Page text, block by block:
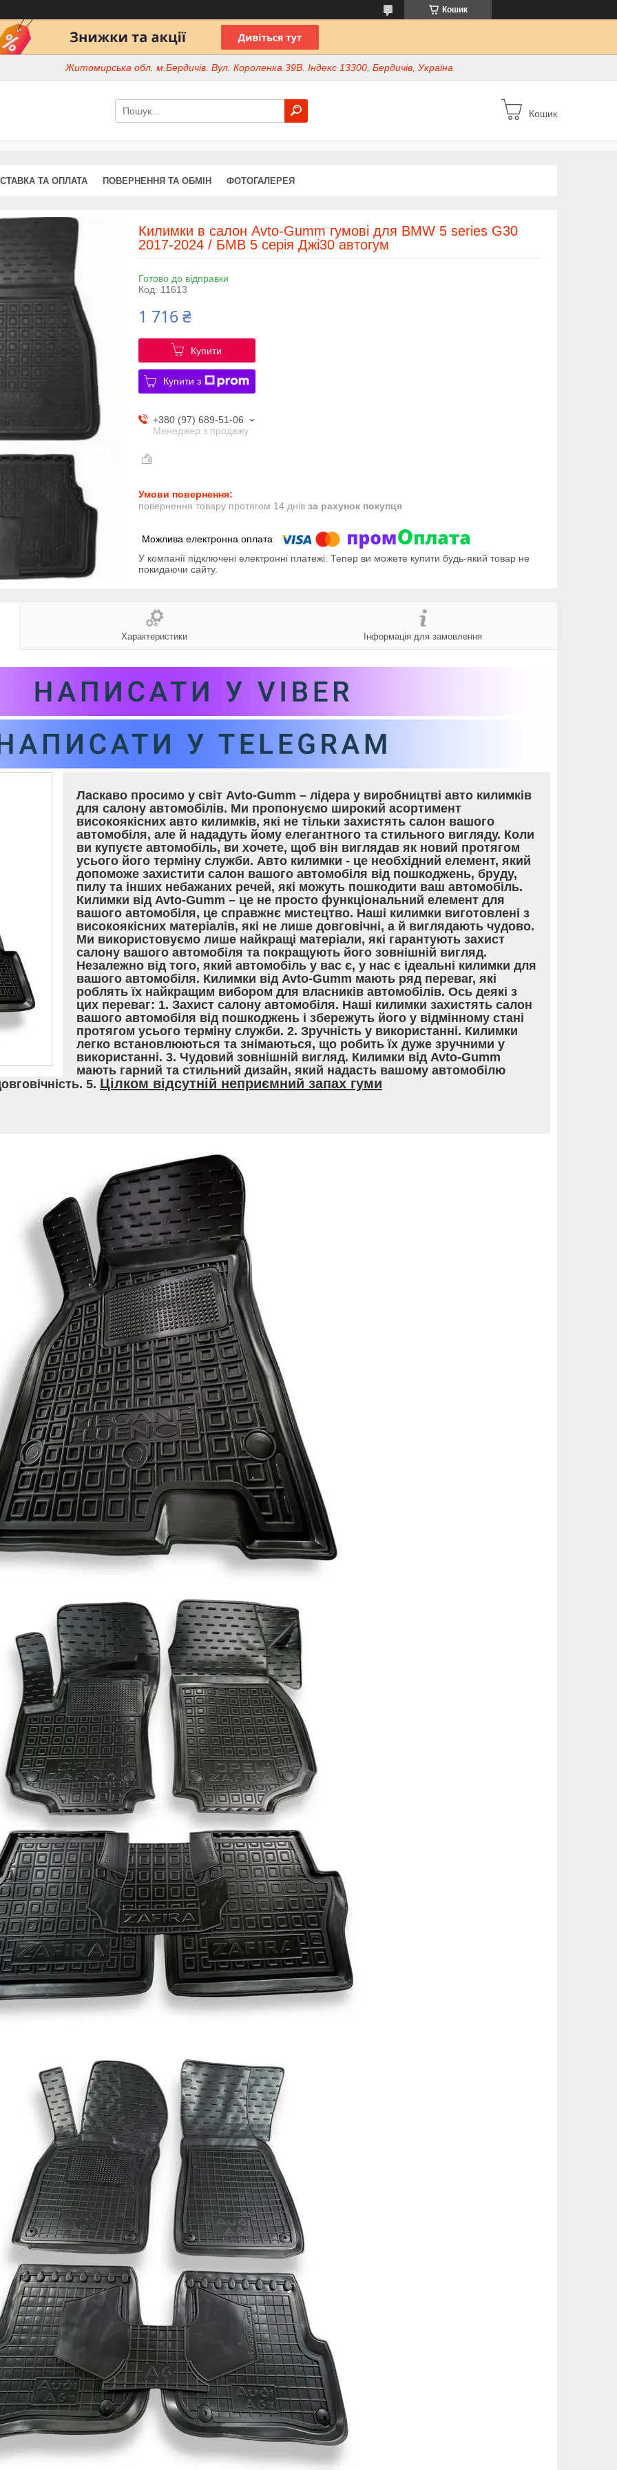
Кошик
Житомирська обл. м.Бердичів. Вул. Короленка 39В. Індекс 13300, Бердичів, Україна
Кошик
ТА ОПЛАТА ПОВЕРНЕННЯ ТА ОБМІН ФОТОГАЛЕРЕЯ
Килимки в салон Avto-Gumm гумові для BMW 5 series G30
2017-2024 / БМВ 5 серія Джі30 автогум
Готово до відправки
Код: 11613
1 716 ₴
Купити
Купити з
+380 (97) 689-51-06
Менеджер з продажу
повернення товару протягом 14 днів за рахунок покупця
У компанії підключені електронні платежі. Тепер ви можете купити будь-який товар не
покидаючи сайту.
Характеристики Інформація для замовлення
Ласкаво просимо у світ Avto-Gumm – лідера у виробництві авто килимків
для салону автомобілів. Ми пропонуємо широкий асортимент
високоякісних авто килимків, які не тільки захистять салон вашого
автомобіля, але й нададуть йому елегантного та стильного вигляду. Коли
ви купуєте автомобіль, ви хочете, щоб він виглядав як новий протягом
усього його терміну служби. Авто килимки - це необхідний елемент, який
допоможе захистити салон вашого автомобіля від пошкоджень, бруду,
пилу та інших небажаних речей, які можуть пошкодити ваш автомобіль.
Килимки від Avto-Gumm – це не просто функціональний елемент для
вашого автомобіля, це справжнє мистецтво. Наші килимки виготовлені з
високоякісних матеріалів, які не лише довговічні, а й виглядають чудово.
Ми використовуємо лише найкращі матеріали, які гарантують захист
салону вашого автомобіля та покращують його зовнішній вигляд.
Незалежно від того, який автомобіль у вас є, у нас є ідеальні килимки для
вашого автомобіля. Килимки від Avto-Gumm мають ряд переваг, які
роблять їх найкращим вибором для власників автомобілів. Ось деякі з
цих переваг: 1. Захист салону автомобіля. Наші килимки захистять салон
вашого автомобіля від пошкоджень і збережуть його у відмінному стані
протягом усього терміну служби. 2. Зручність у використанні. Килимки
легко встановлюються та знімаються, що робить їх дуже зручними у
використанні. 3. Чудовий зовнішній вигляд. Килимки від Avto-Gumm
мають гарний та стильний дизайн, який надасть вашому автомобілю
5. Цілком відсутній неприємний запах гуми